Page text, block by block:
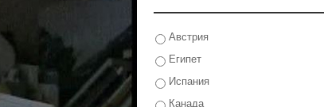
Австрия
Египет
Испания
Канада